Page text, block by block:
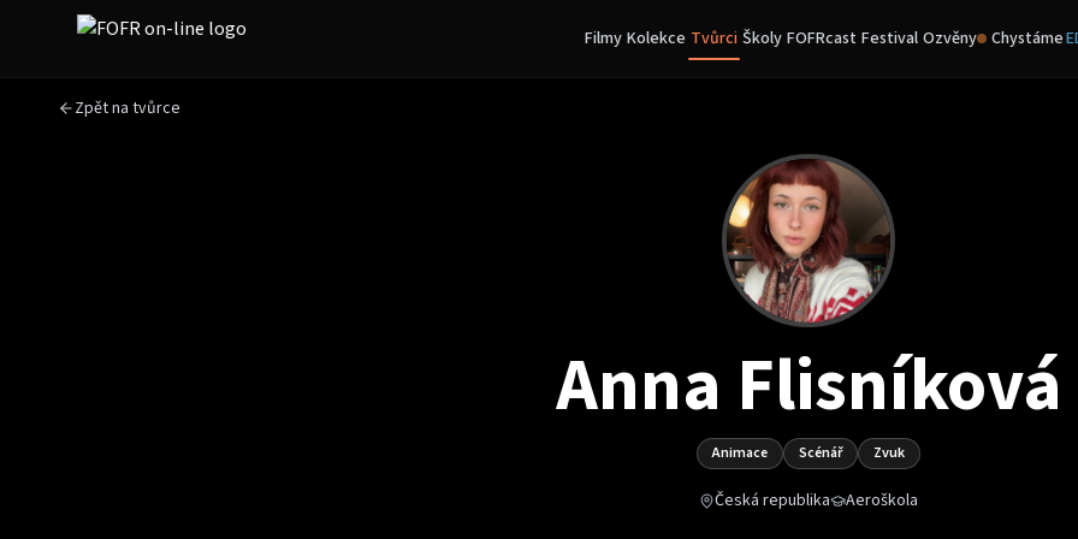
Filmy Kolekce Tvůrci Školy FOFRcast Festival Ozvěny Chystáme
Zpět na tvůrce
Anna Flisníková
Animace Scénář Zvuk
Česká republika Aeroškola